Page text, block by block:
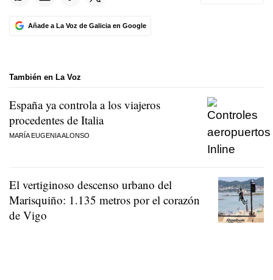
Añade a La Voz de Galicia en Google
También en La Voz
España ya controla a los viajeros
procedentes de Italia
MARÍA EUGENIA ALONSO
El vertiginoso descenso urbano del
Marisquiño: 1.135 metros por el corazón
de Vigo